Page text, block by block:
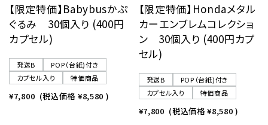
【限定特価】Babybusかぷ
ぐるみ 30個入り (400円
カプセル)
発送B
POP（台紙)付き
カプセル入り
特価商品
¥7,800 (税込価格 ¥8,580 )
【限定特価】Hondaメタル
カーエンブレムコレクショ
ン 30個入り (400円カプ
セル)
発送B
POP（台紙)付き
カプセル入り
特価商品
¥7,800 (税込価格¥8,580 )